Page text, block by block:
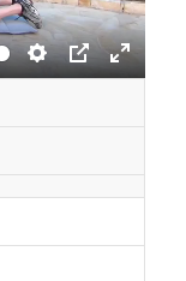
Settings
PIP
Enter